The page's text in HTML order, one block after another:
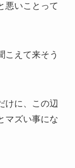
悪いことって
こえて来そう
けに、この辺
マズい事にな